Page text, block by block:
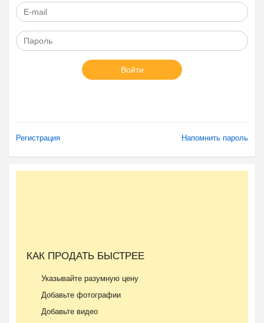
Войти
Регистрация Напомнить пароль
КАК ПРОДАТЬ БЫСТРЕЕ
Указывайте разумную цену
Добавьте фотографии
Добавьте видео